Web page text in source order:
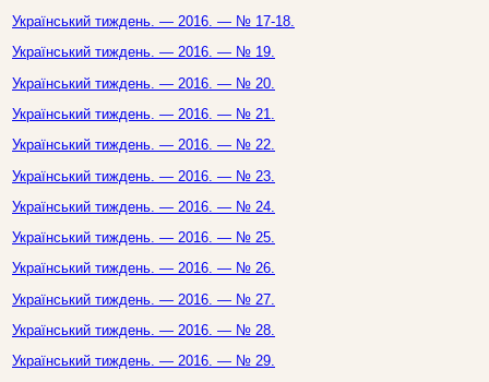
Український тиждень. — 2016. — № 17-18.
Український тиждень. — 2016. — № 19.
Український тиждень. — 2016. — № 20.
Український тиждень. — 2016. — № 21.
Український тиждень. — 2016. — № 22.
Український тиждень. — 2016. — № 23.
Український тиждень. — 2016. — № 24.
Український тиждень. — 2016. — № 25.
Український тиждень. — 2016. — № 26.
Український тиждень. — 2016. — № 27.
Український тиждень. — 2016. — № 28.
Український тиждень. — 2016. — № 29.